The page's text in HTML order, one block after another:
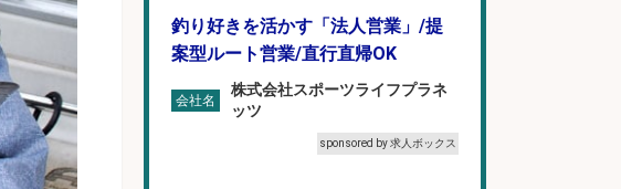
釣り好きを活かす「法人営業」/提
案型ルート営業/直行直帰OK
会社名
株式会社スポーツライフプラネ
ッツ
sponsored by 求人ボックス